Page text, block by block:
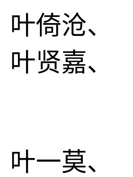
倚沧、
贤嘉、
一莫、